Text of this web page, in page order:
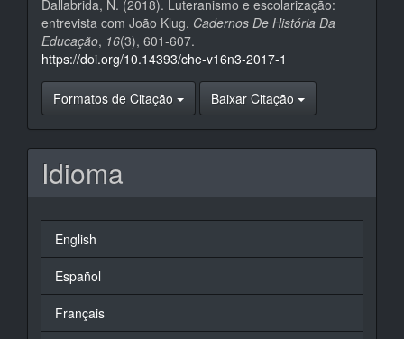
Dallabrida, N. (2018). Luteranismo e escolarização:
entrevista com João Klug. Cadernos De História Da
Educação, 16(3), 601-607.
https://doi.org/10.14393/che-v16n3-2017-1
Formatos de Citação Baixar Citação
Idioma
English
Español
Français